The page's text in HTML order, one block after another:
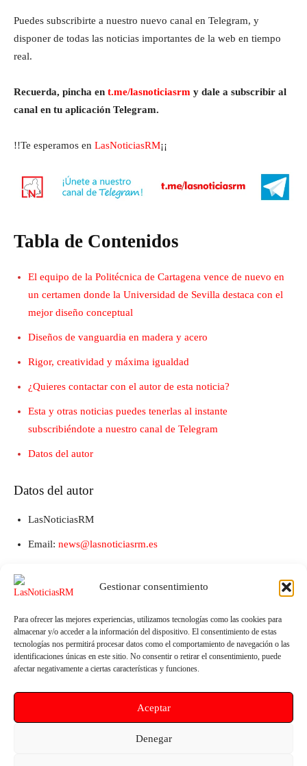
Gestionar consentimiento
Para ofrecer las mejores experiencias, utilizamos tecnologías como las cookies para
almacenar y/o acceder a la información del dispositivo. El consentimiento de estas
tecnologías nos permitirá procesar datos como el comportamiento de navegación o las
identificaciones únicas en este sitio. No consentir o retirar el consentimiento, puede
afectar negativamente a ciertas características y funciones.
Aceptar
Denegar
Puedes subscribirte a nuestro nuevo canal en Telegram, y
disponer de todas las noticias importantes de la web en tiempo
real.
Recuerda, pincha en t.me/lasnoticiasrm y dale a subscribir al
canal en tu aplicación Telegram.
!!Te esperamos en LasNoticiasRM¡¡
Tabla de Contenidos
El equipo de la Politécnica de Cartagena vence de nuevo en
un certamen donde la Universidad de Sevilla destaca con el
mejor diseño conceptual
Diseños de vanguardia en madera y acero
Rigor, creatividad y máxima igualdad
¿Quieres contactar con el autor de esta noticia?
Esta y otras noticias puedes tenerlas al instante
subscribiéndote a nuestro canal de Telegram
Datos del autor
Datos del autor
LasNoticiasRM
Email: news@lasnoticiasrm.es
Artículo anterior Artículo siguiente
Descubierta una joya botánica